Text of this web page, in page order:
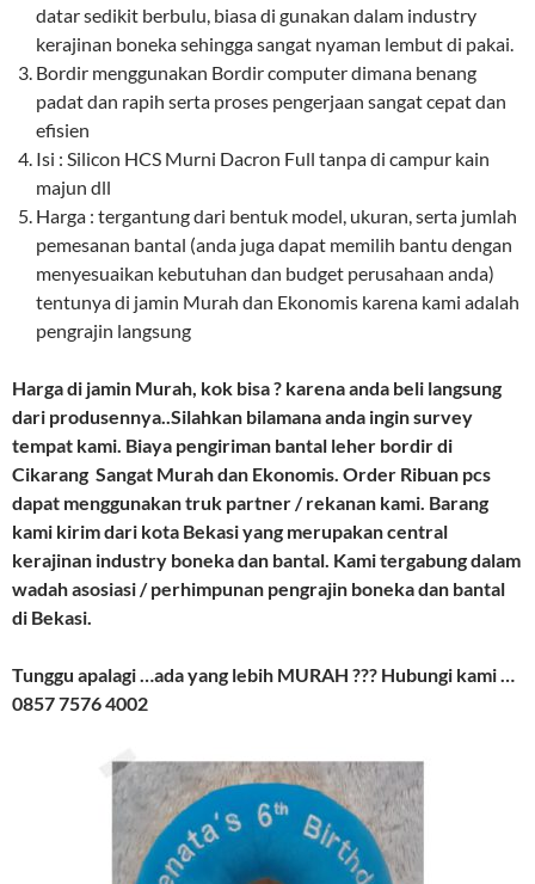
datar sedikit berbulu, biasa di gunakan dalam industry
kerajinan boneka sehingga sangat nyaman lembut di pakai.
Bordir menggunakan Bordir computer dimana benang
padat dan rapih serta proses pengerjaan sangat cepat dan
efisien
Isi : Silicon HCS Murni Dacron Full tanpa di campur kain
majun dll
Harga : tergantung dari bentuk model, ukuran, serta jumlah
pemesanan bantal (anda juga dapat memilih bantu dengan
menyesuaikan kebutuhan dan budget perusahaan anda)
tentunya di jamin Murah dan Ekonomis karena kami adalah
pengrajin langsung
Harga di jamin Murah, kok bisa ? karena anda beli langsung
dari produsennya..Silahkan bilamana anda ingin survey
tempat kami. Biaya pengiriman bantal leher bordir di
Cikarang Sangat Murah dan Ekonomis. Order Ribuan pcs
dapat menggunakan truk partner / rekanan kami. Barang
kami kirim dari kota Bekasi yang merupakan central
kerajinan industry boneka dan bantal. Kami tergabung dalam
wadah asosiasi / perhimpunan pengrajin boneka dan bantal
di Bekasi.
Tunggu apalagi …ada yang lebih MURAH ??? Hubungi kami …
0857 7576 4002